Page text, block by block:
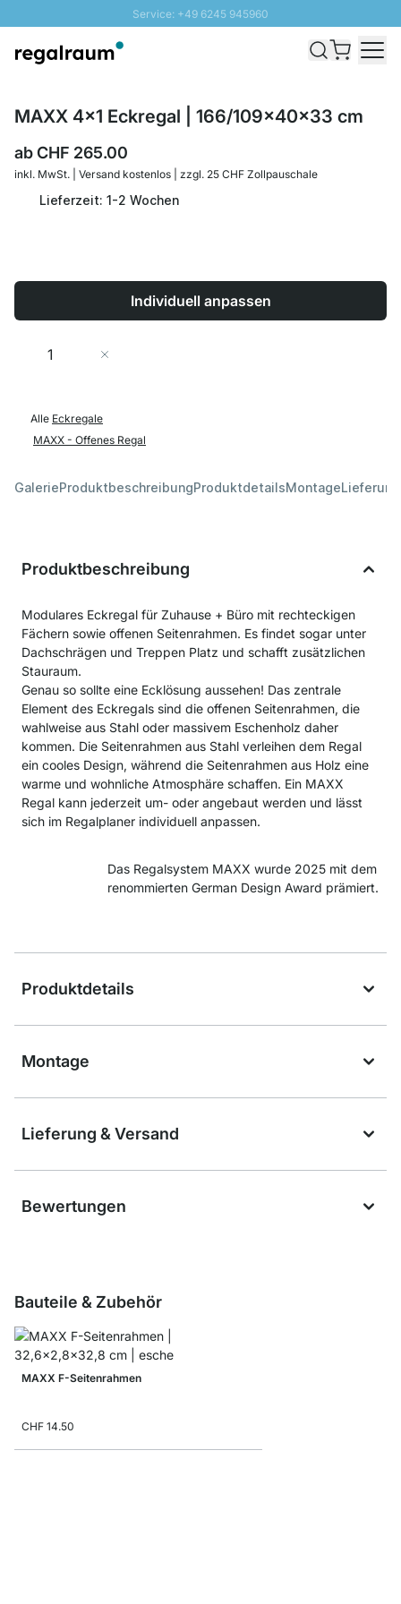
Service: +49 6245 945960
Versand & Zoll gratis ab 300 CHF
MAXX 4x1 Eckregal | 166/109x40x33 cm
abCHF 265.00
inkl. MwSt. | Versand kostenlos | zzgl. 25 CHF Zollpauschale
Lieferzeit: 1-2 Wochen
Individuell anpassen
Menge
Alle Eckregale
MAXX - Offenes Regal
GalerieProduktbeschreibungProduktdetailsMontage
Produktbeschreibung
Modulares Eckregal für Zuhause + Büro mit rechteckigen
Fächern sowie offenen Seitenrahmen. Es findet sogar unter
Dachschrägen und Treppen Platz und schafft zusätzlichen
Stauraum.
Genau so sollte eine Ecklösung aussehen! Das zentrale
Element des Eckregals sind die offenen Seitenrahmen, die
wahlweise aus Stahl oder massivem Eschenholz daher
kommen. Die Seitenrahmen aus Stahl verleihen dem Regal
ein cooles Design, während die Seitenrahmen aus Holz eine
warme und wohnliche Atmosphäre schaffen. Ein MAXX
Regal kann jederzeit um- oder angebaut werden und lässt
sich im Regalplaner individuell anpassen.
Das Regalsystem MAXX wurde 2025 mit dem
renommierten German Design Award prämiert.
Produktdetails
Montage
Lieferung & Versand
Bewertungen
Bauteile & Zubehör
MAXX F-Seitenrahmen
CHF 14.50